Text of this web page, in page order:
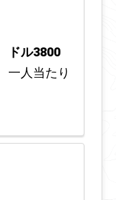
ドル3800
一人当たり